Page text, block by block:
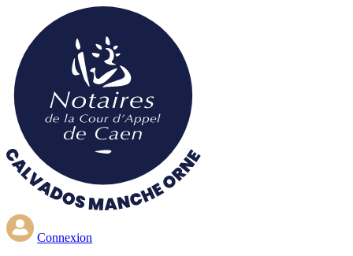
contenu
principal
Connexion